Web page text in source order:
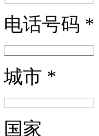
电话号码 *
城市 *
国家